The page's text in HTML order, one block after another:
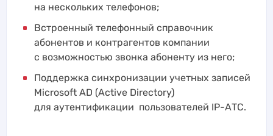
на нескольких телефонов;
Встроенный телефонный справочник
абонентов и контрагентов компании
с возможностью звонка абоненту из него;
Поддержка синхронизации учетных записей
Microsoft AD (Active Directory)
для аутентификации пользователей IP-АТС.